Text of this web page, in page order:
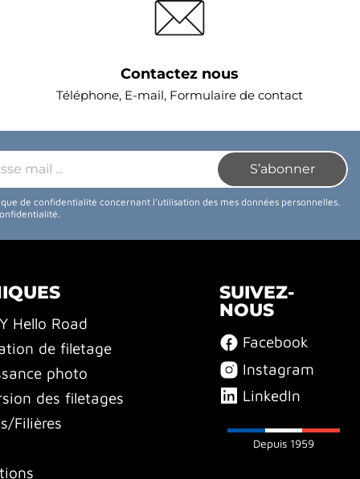
Contactez nous
Téléphone, E-mail, Formulaire de contact
de confidentialité concernant l'utilisation des mes données personnelles.
.
Hello Road
de filetage
photo
des filetages
Filières
SUIVEZ-
NOUS
Facebook
Instagram
LinkedIn
Depuis 1959